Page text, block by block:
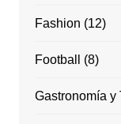
Fashion (12)
Football (8)
Gastronomía y